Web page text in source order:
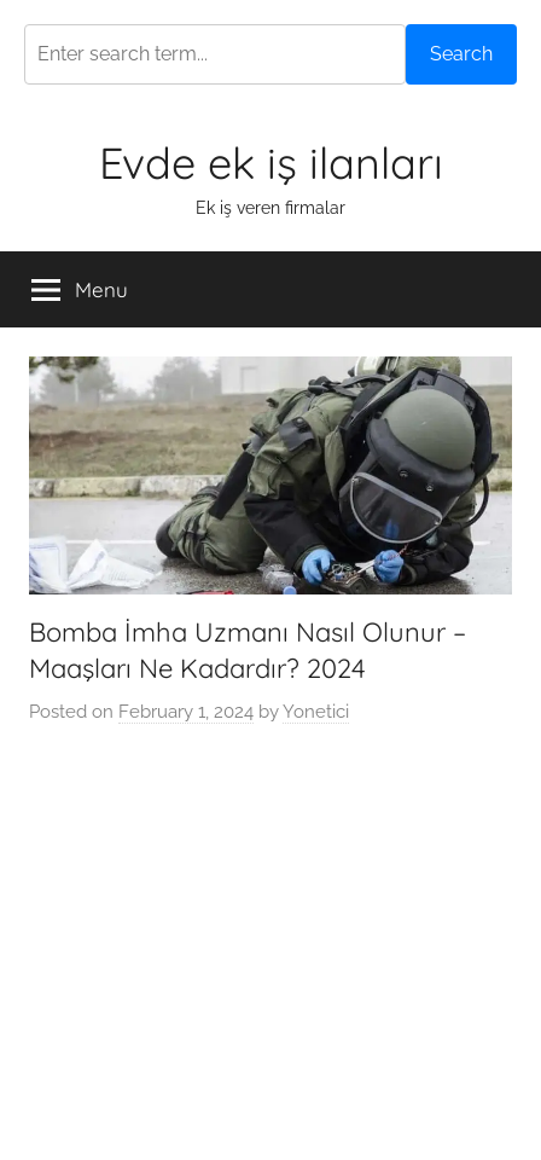
Search
Evde ek iş ilanları
Ek iş veren firmalar
Menu
Bomba İmha Uzmanı Nasıl Olunur –
Maaşları Ne Kadardır? 2024
Posted on February 1, 2024 byYonetici